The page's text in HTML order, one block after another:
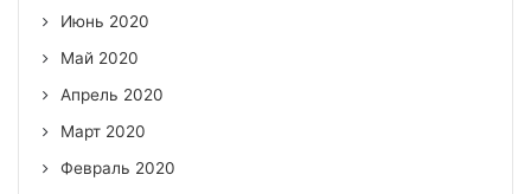
Июнь 2020
Май 2020
Апрель 2020
Март 2020
Февраль 2020